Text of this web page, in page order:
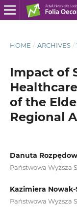
HOME / ARCHIVES /
Impact of
of the
Regional
Danuta
Państwowa Wyższa
Kazimiera
Państwowa Wyższa